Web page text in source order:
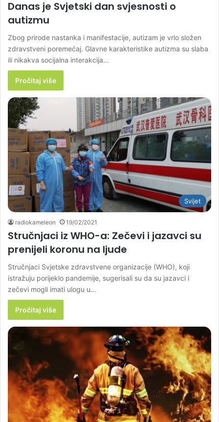
Danas je Svjetski dan svjesnosti o
autizmu
Zbog prirode nastanka i manifestacije, autizam je vrlo složen
zdravstveni poremećaj. Glavne karakteristike autizma su slaba
ili nikakva socijalna interakcija…
Pročitaj više
Svijet
radiokameleon 19/02/2021
Stručnjaci iz WHO-a: Zečevi i jazavci su
prenijeli koronu na ljude
Stručnjaci Svjetske zdravstvene organizacije (WHO), koji
istražuju porijeklo pandemije, sugerisali su da su jazavci i
zečevi mogli imati ulogu u…
Pročitaj više